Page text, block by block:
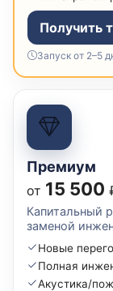
Получить
Запуск от 2–5
Премиум
от 15 500
Капитальный
заменой
Новые
Полная
Акустика/